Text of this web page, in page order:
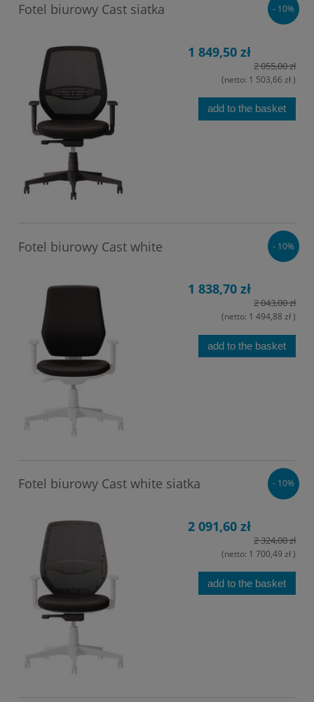
Fotel biurowy Cast siatka
1 849,50 zł
2 055,00 zł
(netto: 1 503,66 zł)
add to the basket
- 10%
Fotel biurowy Cast white
1 838,70 zł
2 043,00 zł
(netto: 1 494,88 zł)
add to the basket
- 10%
Fotel biurowy Cast white siatka
2 091,60 zł
2 324,00 zł
(netto: 1 700,49 zł)
add to the basket
- 10%